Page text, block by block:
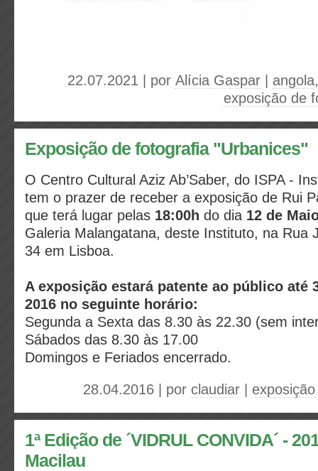
22.07.2021 | por Alícia Gaspar angola
exposição de
Exposição de fotografia "Urbanices"
O Centro Cultural Aziz Ab’Saber, do ISPA -
tem o prazer de receber a exposição de Rui
que terá lugar pelas 18:00h do dia 12 de
Galeria Malangatana, deste Instituto, na Rua
34 em Lisboa.
A exposição estará patente ao público até
2016 no seguinte horário:
Segunda a Sexta das 8.30 às 22.30 (sem
Sábados das 8.30 às 17.00
Domingos e Feriados encerrado.
28.04.2016 | por claudiar
1ª Edição de ´VIDRUL CONVIDA´ -
Macilau